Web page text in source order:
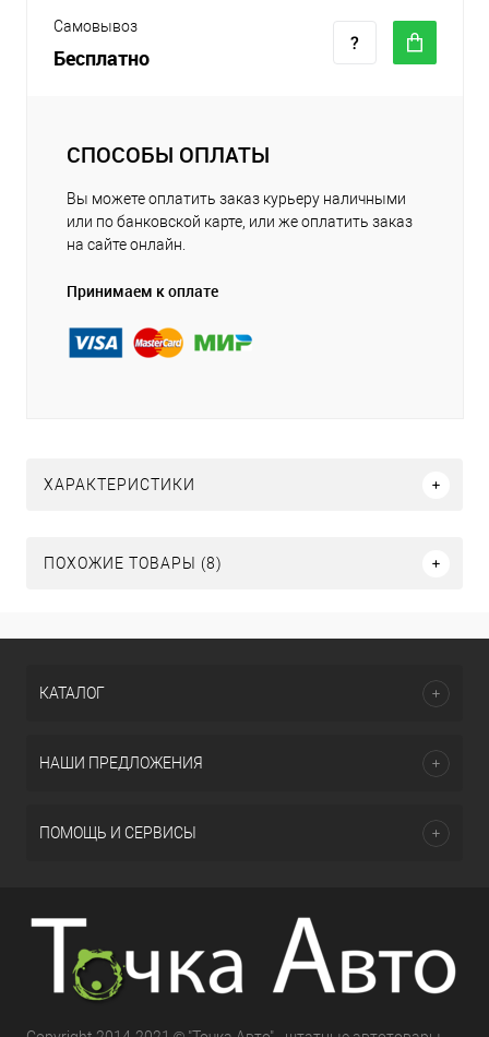
Самовывоз
Бесплатно
СПОСОБЫ ОПЛАТЫ
Вы можете оплатить заказ курьеру наличными
или по банковской карте, или же оплатить заказ
на сайте онлайн.
Принимаем к оплате
ХАРАКТЕРИСТИКИ
ПОХОЖИЕ ТОВАРЫ (8)
КАТАЛОГ
НАШИ ПРЕДЛОЖЕНИЯ
ПОМОЩЬ И СЕРВИСЫ